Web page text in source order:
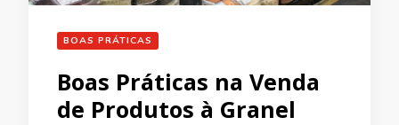
BOAS PRÁTICAS
Boas Práticas na Venda
de Produtos à Granel